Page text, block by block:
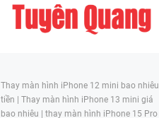
Thay màn hình iPhone 12 mini bao nhiêu
tiền | Thay màn hình iPhone 13 mini giá
bao nhiêu | thay màn hình iPhone 15 Pro